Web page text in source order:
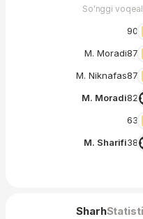
So'nggi
90′
M. Moradi87′
M. Niknafas87′
M. Moradi82′
63′
M. Sharifi38′
Sharh